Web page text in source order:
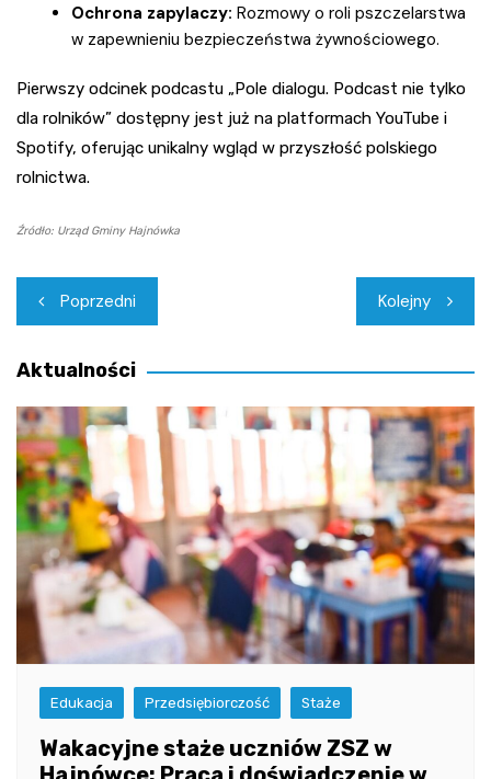
Ochrona zapylaczy: Rozmowy o roli pszczelarstwa
w zapewnieniu bezpieczeństwa żywnościowego.
Pierwszy odcinek podcastu „Pole dialogu. Podcast nie tylko
dla rolników” dostępny jest już na platformach YouTube i
Spotify, oferując unikalny wgląd w przyszłość polskiego
rolnictwa.
Źródło: Urząd Gminy Hajnówka
Nawigacja
wpisu
Poprzedni Kolejny
Aktualności
Edukacja Przedsiębiorczość Staże
Wakacyjne staże uczniów ZSZ w